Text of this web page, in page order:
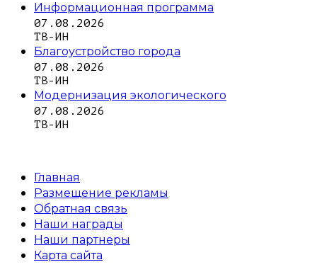
Информационная программа
07.08.2026
ТВ-ИН
Благоустройство города
07.08.2026
ТВ-ИН
Модернизация экологического
07.08.2026
ТВ-ИН
Главная
Размещение рекламы
Обратная связь
Наши награды
Наши партнеры
Карта сайта